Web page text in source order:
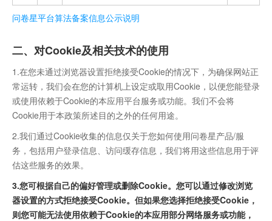
问卷星平台算法备案信息公示说明
二、对Cookie及相关技术的使用
1.在您未通过浏览器设置拒绝接受Cookie的情况下，为确保网站正
常运转，我们会在您的计算机上设定或取用Cookie，以便您能登录
或使用依赖于Cookie的本应用平台服务或功能。我们不会将
Cookie用于本政策所述目的之外的任何用途。
2.我们通过Cookie收集的信息仅关于您如何使用问卷星产品/服
务，包括用户登录信息、访问缓存信息，我们将用这些信息用于评
估这些服务的效果。
3.您可根据自己的偏好管理或删除Cookie。您可以通过修改浏览
器设置的方式拒绝接受Cookie。但如果您选择拒绝接受Cookie，
则您可能无法使用依赖于Cookie的本应用部分网络服务或功能，